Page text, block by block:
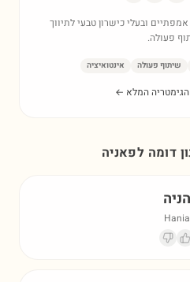
ובעלי כישרון טבעי לתיווך
פעולה.
שיתוף פעולה אינטואיציה
הגימטריה המלא ←
דומה לפאניה
הניה
Hania